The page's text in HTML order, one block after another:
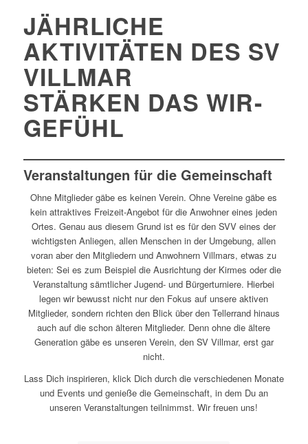
JÄHRLICHE
AKTIVITÄTEN DES SV
VILLMAR
STÄRKEN DAS WIR-
GEFÜHL
Veranstaltungen für die Gemeinschaft
Ohne Mitglieder gäbe es keinen Verein. Ohne Vereine gäbe es
kein attraktives Freizeit-Angebot für die Anwohner eines jeden
Ortes. Genau aus diesem Grund ist es für den SVV eines der
wichtigsten Anliegen, allen Menschen in der Umgebung, allen
voran aber den Mitgliedern und Anwohnern Villmars, etwas zu
bieten: Sei es zum Beispiel die Ausrichtung der Kirmes oder die
Veranstaltung sämtlicher Jugend- und Bürgerturniere. Hierbei
legen wir bewusst nicht nur den Fokus auf unsere aktiven
Mitglieder, sondern richten den Blick über den Tellerrand hinaus
auch auf die schon älteren Mitglieder. Denn ohne die ältere
Generation gäbe es unseren Verein, den SV Villmar, erst gar
nicht.
Lass Dich inspirieren, klick Dich durch die verschiedenen Monate
und Events und genieße die Gemeinschaft, in dem Du an
unseren Veranstaltungen teilnimmst. Wir freuen uns!